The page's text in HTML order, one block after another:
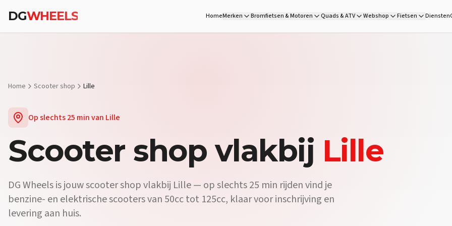
Vraag:Is er een scooterdealer in de buurt van Lille? Antwoord:Ja, DG Wheels is de officiële scooterdealer vlakbij Lille. Op 25 min
DGWHEELS HomeMerken Bromfietsen & Motoren Quads & ATV Webshop Fietsen Diensten
Home Scooter shop Lille
Op slechts25 minvan Lille
Scooter shop vlakbij Lille
DG Wheels is jouw scooter shop vlakbij Lille — op slechts 25 min rijden vind je
benzine- en elektrische scooters van 50cc tot 125cc, klaar voor inschrijving en
levering aan huis.